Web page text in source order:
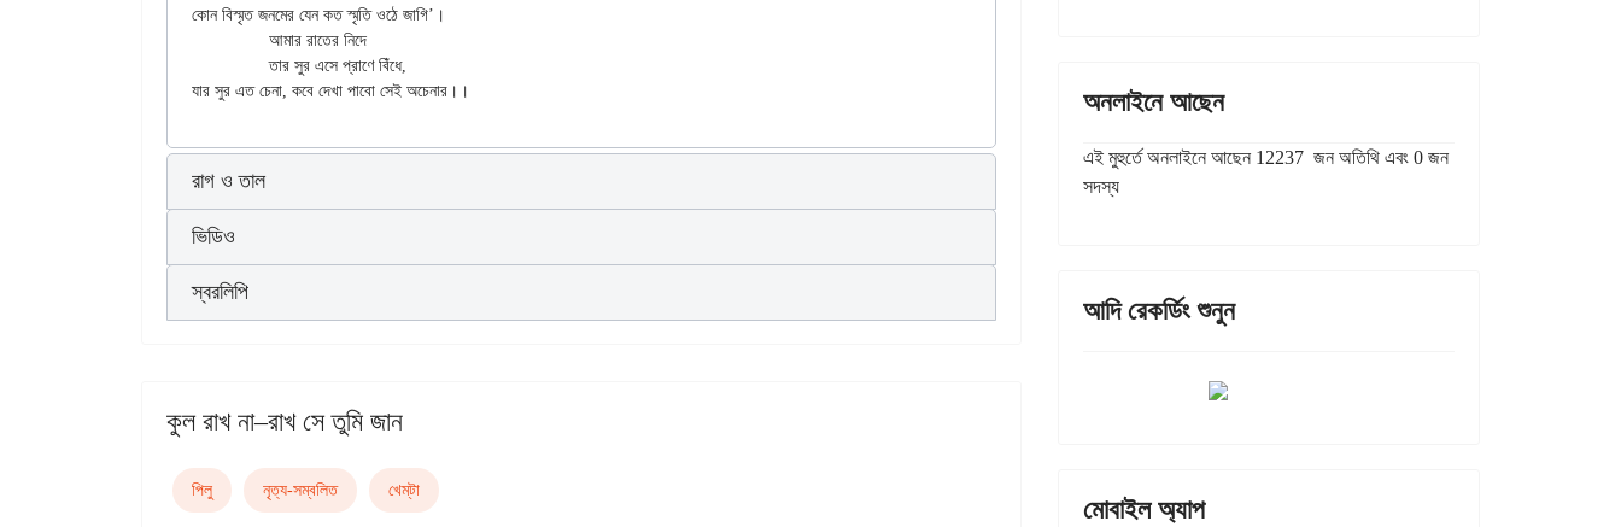
কোন বিস্মৃত জনমের যেন কত স্মৃতি ওঠে জাগি’।
		তার সুর এসে প্রাণে বিঁধে,
রাগ ও তাল
ভিডিও
স্বরলিপি
কুল রাখ না–রাখ সে তুমি জান
পিলু নৃত্য-সম্বলিত খেম্‌টা
অনলাইনে আছেন
এই মুহুর্তে অনলাইনে আছেন 12237 জন অতিথি এবং 0 জন
সদস্য
আদি রেকর্ডিং শুনুন
মোবাইল অ্যাপ